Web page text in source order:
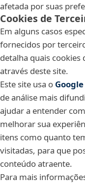
afetada por suas
Cookies de
Em alguns casos
fornecidos por
detalha quais
através deste site.
Este site usa o
de análise mais
ajudar a entender
melhorar sua
itens como quanto
visitadas, para que
conteúdo atraente.
Para mais